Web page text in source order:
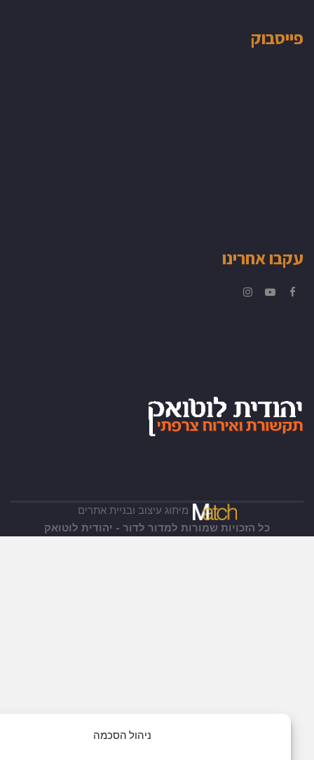
ניהול הסכמה
אחרינו
מיתוג עיצוב ובניית אתרים
כל הזכויות שמורות למדור לדור -יהודית לוטואק